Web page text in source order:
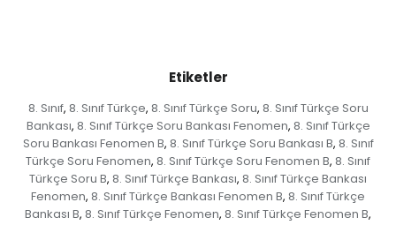
Etiketler
8. Sınıf, 8. Sınıf Türkçe, 8. Sınıf Türkçe Soru, 8. Sınıf Türkçe Soru
Bankası, 8. Sınıf Türkçe Soru Bankası Fenomen, 8. Sınıf Türkçe
Soru Bankası Fenomen B, 8. Sınıf Türkçe Soru Bankası B, 8. Sınıf
Türkçe Soru Fenomen, 8. Sınıf Türkçe Soru Fenomen B, 8. Sınıf
Türkçe Soru B, 8. Sınıf Türkçe Bankası, 8. Sınıf Türkçe Bankası
Fenomen, 8. Sınıf Türkçe Bankası Fenomen B, 8. Sınıf Türkçe
Bankası B, 8. Sınıf Türkçe Fenomen, 8. Sınıf Türkçe Fenomen B,